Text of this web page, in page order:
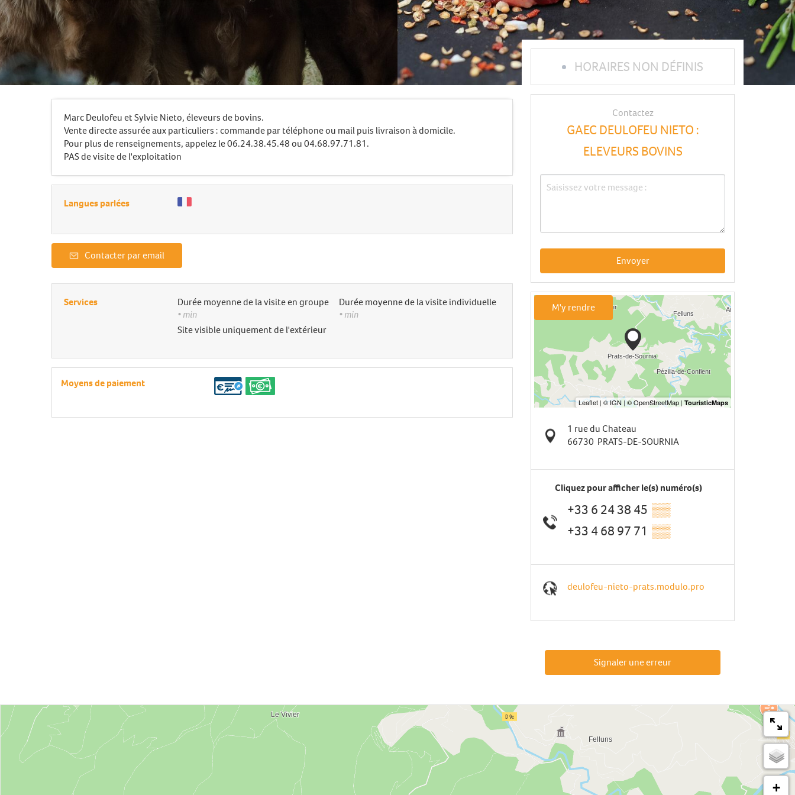
Marc Deulofeu et Sylvie Nieto, éleveurs de bovins.
Vente directe assurée aux particuliers : commande par téléphone ou mail puis livraison à domicile.
Pour plus de renseignements, appelez le 06.24.38.45.48 ou 04.68.97.71.81.
PAS de visite de l'exploitation
Langues parlées
Contacter par email
Services
Durée moyenne de la visite en groupe
• min
Site visible uniquement de l'extérieur
Durée moyenne de la visite individuelle
• min
Moyens de paiement
HORAIRES NON DÉFINIS
Contactez
GAEC DEULOFEU NIETO :
ELEVEURS BOVINS
Envoyer
M'y rendre
1 rue du Chateau
66730 PRATS-DE-SOURNIA
Cliquez pour afficher le(s) numéro(s)
+33 6 24 38 45 ▒▒
+33 4 68 97 71 ▒▒
deulofeu-nieto-prats.modulo.pro
Signaler une erreur
+